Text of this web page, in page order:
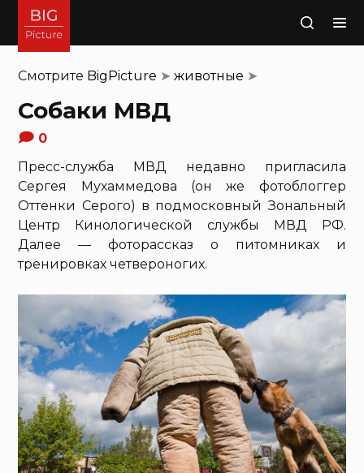
Поиск
Смотрите BigPicture ➤животные ➤
Собаки МВД
0
Пресс-служба МВД недавно пригласила
Сергея Мухаммедова (он же фотоблоггер
Оттенки Серого) в подмосковный Зональный
Центр Кинологической службы МВД РФ.
Далее — фоторассказ о питомниках и
тренировках четвероногих.